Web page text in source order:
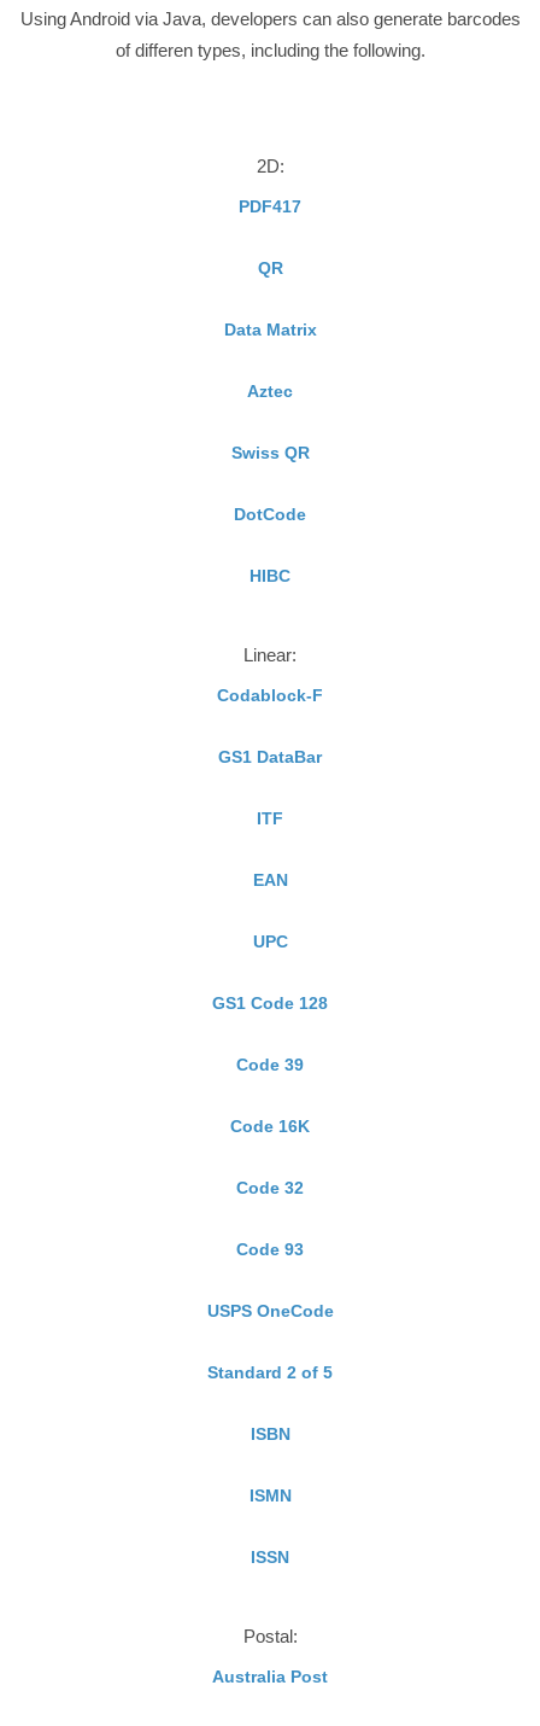
Using Android via Java, developers can also generate barcodes
of differen types, including the following.
2D:
PDF417
QR
Data Matrix
Aztec
Swiss QR
DotCode
HIBC
Linear:
Codablock-F
GS1 DataBar
ITF
EAN
UPC
GS1 Code 128
Code 39
Code 16K
Code 32
Code 93
USPS OneCode
Standard 2 of 5
ISBN
ISMN
ISSN
Postal:
Australia Post